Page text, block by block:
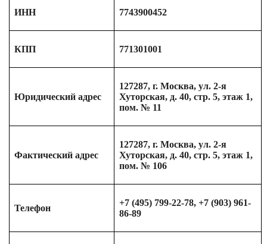
ИНН 7743900452
КПП 771301001
Юридический адрес
127287, г. Москва, ул. 2-я
Хуторская, д. 40, стр. 5, этаж 1,
пом. № 11
Фактический адрес
127287, г. Москва, ул. 2-я
Хуторская, д. 40, стр. 5, этаж 1,
пом. № 106
Телефон
+7 (495) 799-22-78, +7 (903) 961-
86-89